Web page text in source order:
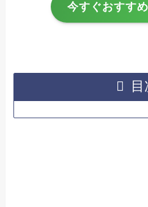
今すぐおすす
目